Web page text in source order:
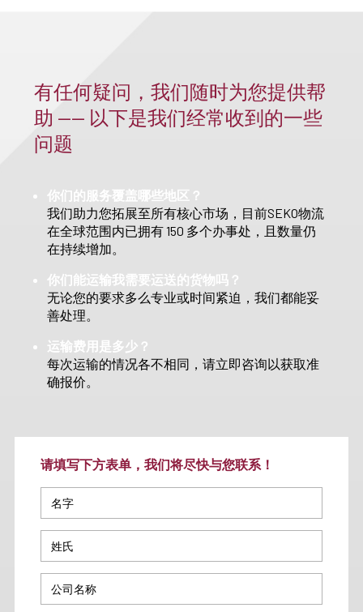
有任何疑问，我们随时为您提供帮
助 —— 以下是我们经常收到的一些
问题
你们的服务覆盖哪些地区？
我们助力您拓展至所有核心市场，目前SEKO物流
在全球范围内已拥有 150 多个办事处，且数量仍
在持续增加。
你们能运输我需要运送的货物吗？
无论您的要求多么专业或时间紧迫，我们都能妥
善处理。
运输费用是多少？
每次运输的情况各不相同，请立即咨询以获取准
确报价。
请填写下方表单，我们将尽快与您联系！